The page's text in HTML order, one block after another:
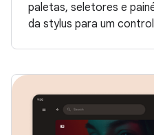
paletas, seletores e
da stylus para um